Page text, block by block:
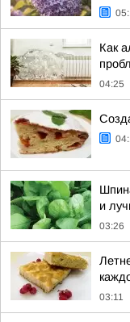
Как
04:25
и
03:26
03:11